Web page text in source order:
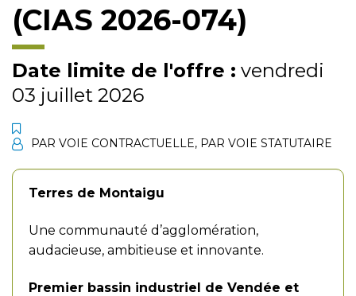
(CIAS 2026-074)
Date limite de l'offre : vendredi
03 juillet 2026
PAR VOIE CONTRACTUELLE, PAR VOIE STATUTAIRE
Terres de Montaigu
Une communauté d’agglomération,
audacieuse, ambitieuse et innovante.
Premier bassin industriel de Vendée et